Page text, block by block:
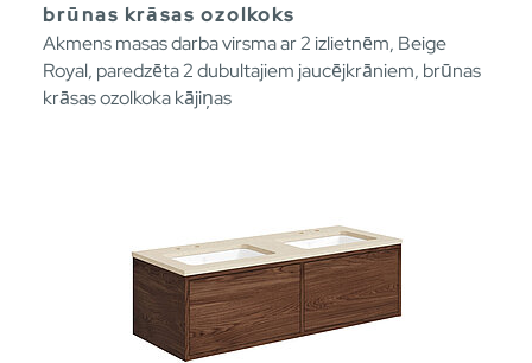
brūnas krāsas ozolkoks
Akmens masas darba virsma ar 2 izlietnēm, Beige
Royal, paredzēta 2 dubultajiem jaucējkrāniem, brūnas
krāsas ozolkoka kājiņas